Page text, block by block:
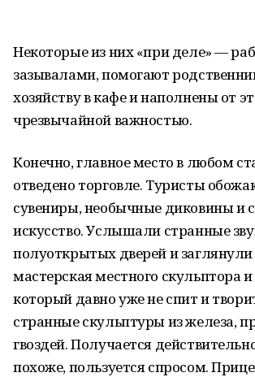
Некоторые из них «при деле» —
зазывалами, помогают
хозяйству в кафе и наполнены от
чрезвычайной важностью.
Конечно, главное место в любом
отведено торговле. Туристы
сувениры, необычные диковины и
искусство. Услышали странные
полуоткрытых дверей и
мастерская местного скульптора
который давно уже не спит и
странные скульптуры из железа,
гвоздей. Получается
похоже, пользуется спросом.